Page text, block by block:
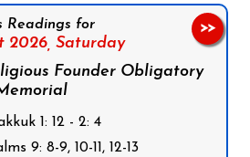
Readings for
2026, Saturday
Founder Obligatory
1: 12 - 2: 4
9: 8-9, 10-11, 12-13
>>